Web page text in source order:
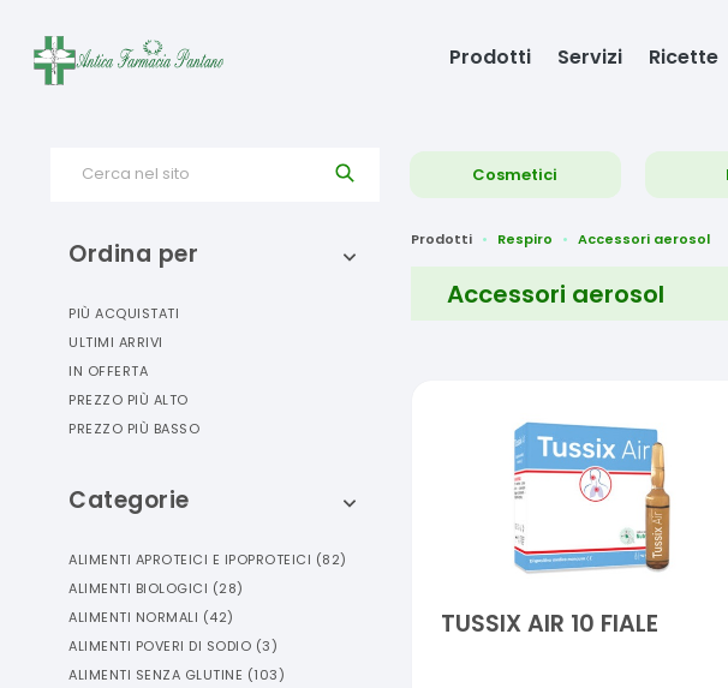
Prodotti Servizi Ricette
Cerca nel sito Cosmetici
Ordina per
PIÙ ACQUISTATI
ULTIMI ARRIVI
IN OFFERTA
PREZZO PIÙ ALTO
PREZZO PIÙ BASSO
Categorie
ALIMENTI APROTEICI E IPOPROTEICI (82)
ALIMENTI BIOLOGICI (28)
ALIMENTI NORMALI (42)
ALIMENTI POVERI DI SODIO (3)
ALIMENTI SENZA GLUTINE (103)
Prodotti Respiro Accessori aerosol
Accessori aerosol
TUSSIX AIR 10 FIALE